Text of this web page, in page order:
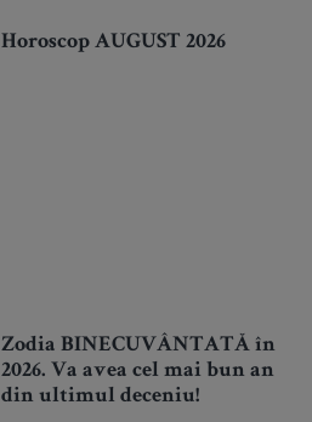
Horoscop AUGUST 2026
Zodia BINECUVÂNTATĂ în
2026. Va avea cel mai bun an
din ultimul deceniu!